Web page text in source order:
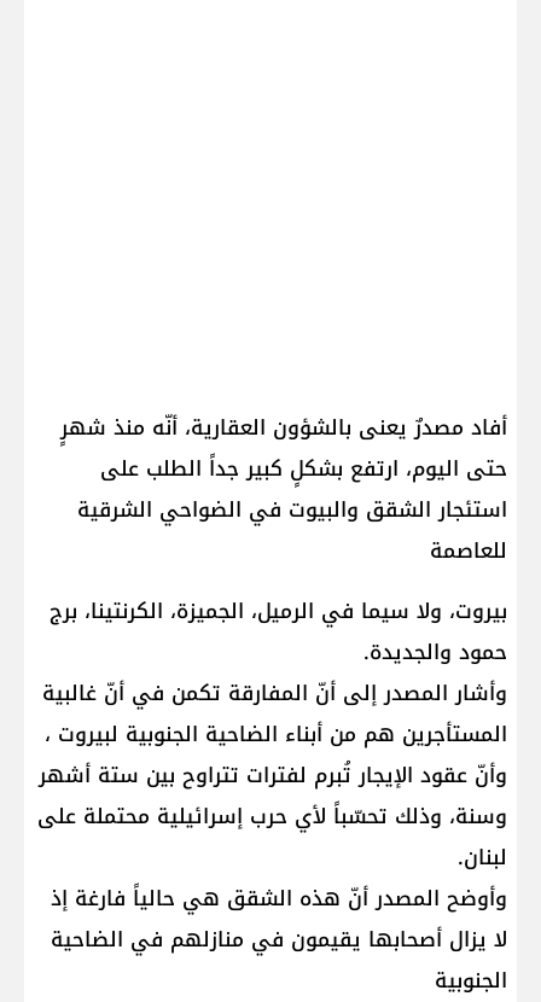
أفاد مصدرٌ يعنى بالشؤون العقارية، أنّه منذ شهرٍ
حتى اليوم، ارتفع بشكلٍ كبير جداً الطلب على
استئجار الشقق والبيوت في الضواحي الشرقية
للعاصمة
بيروت، ولا سيما في الرميل، الجميزة، الكرنتينا، برج
حمود والجديدة.
وأشار المصدر إلى أنّ المفارقة تكمن في أنّ غالبية
المستأجرين هم من أبناء الضاحية الجنوبية لبيروت ،
وأنّ عقود الإيجار تُبرم لفترات تتراوح بين ستة أشهر
وسنة، وذلك تحسّباً لأي حرب إسرائيلية محتملة على
لبنان.
وأوضح المصدر أنّ هذه الشقق هي حالياً فارغة إذ
لا يزال أصحابها يقيمون في منازلهم في الضاحية
الجنوبية